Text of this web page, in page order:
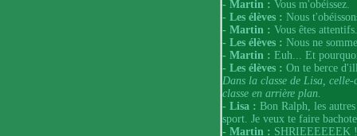
- Martin : Vous m'obéissez.
- Les élèves : Nous
- Martin : Vous êtes attentifs.
- Les élèves : Nous ne
- Martin : Euh... Et
- Les élèves : On te berce
Dans la classe de Lisa,
classe en arrière plan.
- Lisa : Bon Ralph, les
sport. Je veux te faire
- Martin : SHRIEEEEEEK !